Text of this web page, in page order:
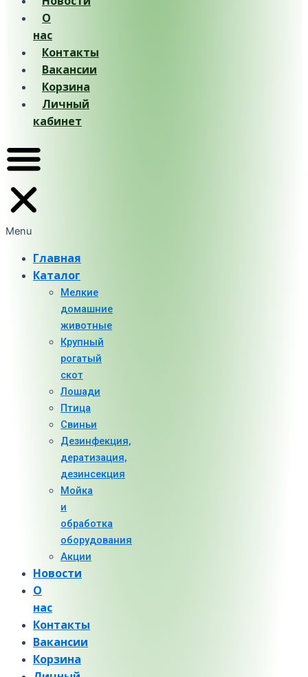
О
нас
Контакты
Вакансии
Корзина
Личный
кабинет
Menu
Главная
Каталог
Мелкие
домашние
животные
Крупный
рогатый
скот
Лошади
Птица
Свиньи
Дезинфекция,
дератизация,
дезинсекция
Мойка
и
обработка
оборудования
Акции
Новости
О
нас
Контакты
Вакансии
Корзина